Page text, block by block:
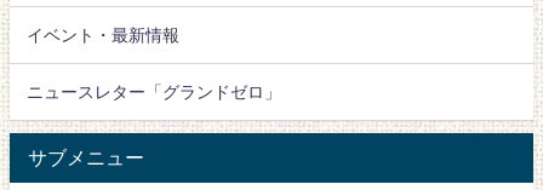
イベント・最新情報
ニュースレター「グランドゼロ」
サブメニュー